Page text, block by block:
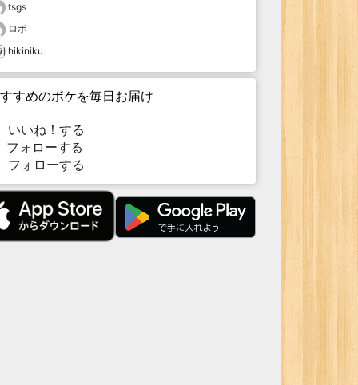
tsgs
ロボ
hikiniku
すめのボケを毎日お届け
いいね！する
ォローする
フォローする